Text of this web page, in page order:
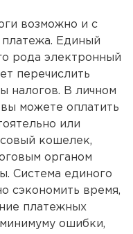
возможно и с
Единый
рода электронный
перечислить
налогов. В личном
можете оплатить
или
кошелек,
органом
Система единого
сэкономить время,
платежных
ошибки,